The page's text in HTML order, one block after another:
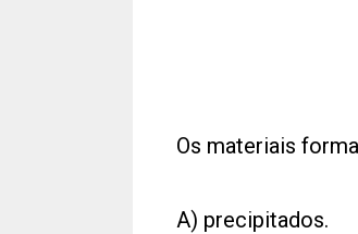
Os materiais
A) precipitados.